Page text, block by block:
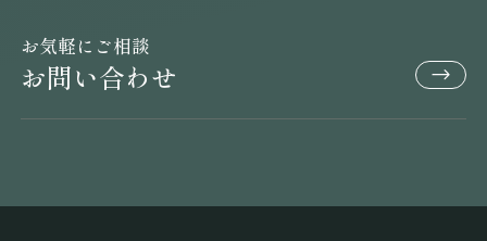
お気軽にご相談
お問い合わせ